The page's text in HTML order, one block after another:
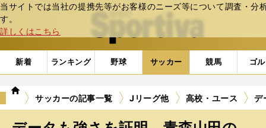
当サイトでは当社の提携先等がお客様のニーズ等について調査・
す。
詳しくはこちら
web Sportiva (webスポルティーバ)
新着 ランキング 野球 サッカー 競馬 ゴ
we
サッカーの記事一覧 Jリーグ他 高校・ユース デ